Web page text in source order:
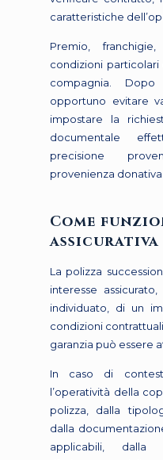
caratteristiche
Premio,
condizioni particolari
compagnia.
opportuno evitare
impostare la
documentale
precisione
provenienza donativa.
Come
assicurativa
La polizza
interesse
individuato, di un
condizioni
garanzia può essere
In caso di
l’operatività della
polizza, dalla
dalla
applicabili, dalla